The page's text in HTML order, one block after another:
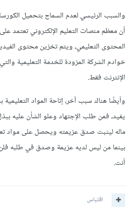
أن معظم منصات التعليم الإلكتروني تعتمد
المحتوى التعليمي، ويتم تخزين محتوى
خوادم الشركة المزودة للخدمة التعليمية
الإنترنت فقط.
وأيضًا هناك سبب آخر، إتاحة المواد
يفيد، فمن طلب الإجتهاد وعلو الشأن عليه
ماله ليثبت صدق عزيمته ويحصل على مواد
بينما من ليس لديه عزيمة وصدق في طلبه
أنت.
اقتباس